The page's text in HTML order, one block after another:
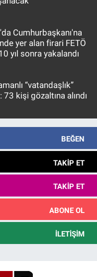
Cumhurbaşkanı'na
yer alan firari FETÖ
yıl sonra yakalandı
“vatandaşlık”
kişi gözaltına alındı
BEĞEN
TAKIP ET
TAKIP ET
ABONE OL
İLETIŞIM